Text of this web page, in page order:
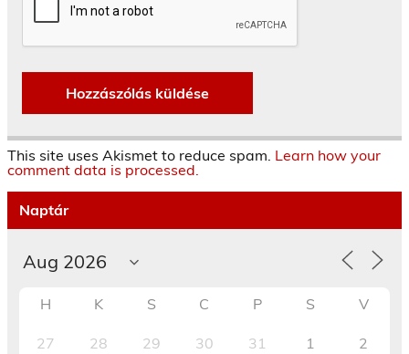
This site uses Akismet to reduce spam. Learn how your
comment data is processed.
Naptár
H K S C P S V
27 28 29 30 31 1 2